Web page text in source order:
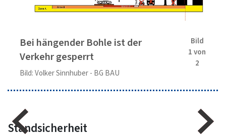
Bei hängender Bohle ist der
Verkehr gesperrt
Bild: Volker Sinnhuber - BG BAU
Bild
1 von
2
Standsicherheit